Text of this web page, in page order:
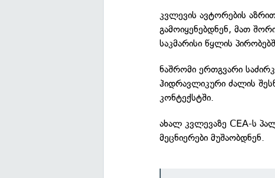
კვლევის ავტორების
გამოიყენებდნენ, მათ
საკმარისი წყლის
ნაშრომი ერთგვარი
ჰიდრავლიკური ძალის
კონტექსტში.
ახალ კვლევაზე CEA-ს
მეცნიერები მუშაობდნენ.